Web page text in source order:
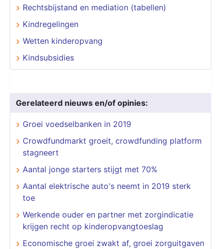
Rechtsbijstand en mediation (tabellen)
Kindregelingen
Wetten kinderopvang
Kindsubsidies
Gerelateerd nieuws en/of opinies:
Groei voedselbanken in 2019
Crowdfundmarkt groeit, crowdfunding platform
stagneert
Aantal jonge starters stijgt met 70%
Aantal elektrische auto's neemt in 2019 sterk
toe
Werkende ouder en partner met zorgindicatie
krijgen recht op kinderopvangtoeslag
Economische groei zwakt af, groei zorguitgaven